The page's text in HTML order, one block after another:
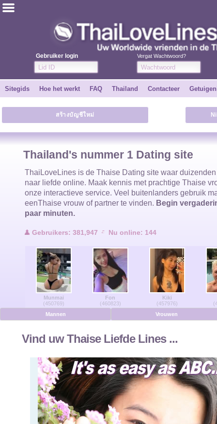
Gebruiker login Vergat Wachtwoord?
ไทย
Word GRATIS
Getuigenissen
Vertel een vriend
Sitegids
Contacteer
Men Online
Vrouwen Online
Spaans
Sitegids Hoe het werkt FAQ Thailand Contacteer
สร้างบัญชีใหม่
Thailand's nummer 1 Dating site
ThaiLoveLines is de Thaise Dating site waar
naar liefde online. Maak kennis met prachtige Thaise
onze interactieve service. Veel buitenlanders gebruik
eenThaise vrouw of partner te vinden. Begin
paar minuten.
Gebruikers: 381,947 Nu online: 144
Munmai
(450769)
Fon
(460823)
Kiki
(457976)
Mannen
Vrouwen
Vind uw Thaise Liefde Lines ...